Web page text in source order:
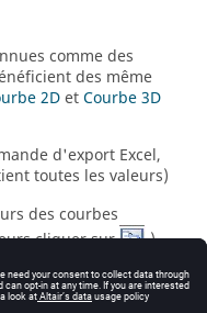
comme des
des même
2DetCourbe 3D
d'export Excel,
toutes les valeurs)
des courbes
cliquer sur
)
dans un fichier)